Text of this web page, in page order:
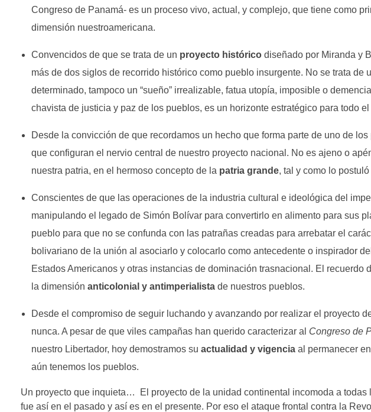
Congreso de Panamá- es un proceso vivo, actual, y complejo, que tiene como
dimensión nuestroamericana.
Convencidos de que se trata de un proyecto históricodiseñado por Miranda y
más de dos siglos de recorrido histórico como pueblo insurgente. No se trata de
determinado, tampoco un “sueño” irrealizable, fatua utopía, imposible o
chavista de justicia y paz de los pueblos, es un horizonte estratégico para todo
Desde la convicción de que recordamos un hecho que forma parte de uno de
que configuran el nervio central de nuestro proyecto nacional. No es ajeno o
nuestra patria, en el hermoso concepto de la patria grande, tal y como lo postuló
Conscientes de que las operaciones de la industria cultural e ideológica del
manipulando el legado de Simón Bolívar para convertirlo en alimento para sus
pueblo para que no se confunda con las patrañas creadas para arrebatar el
bolivariano de la unión al asociarlo y colocarlo como antecedente o inspirador
Estados Americanos y otras instancias de dominación trasnacional. El
la dimensión anticolonial y antimperialistade nuestros pueblos.
Desde el compromiso de seguir luchando y avanzando por realizar el proyecto
nunca. A pesar de que viles campañas han querido caracterizar al Congreso de
nuestro Libertador, hoy demostramos su actualidad y vigenciaal permanecer
aún tenemos los pueblos.
Un proyecto que inquieta… El proyecto de la unidad continental incomoda a
fue así en el pasado y así es en el presente. Por eso el ataque frontal contra la